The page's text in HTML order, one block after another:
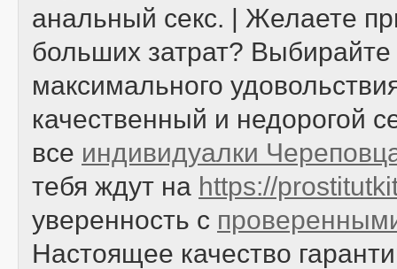
анальный секс. | Желаете
больших затрат? Выбирайте
максимального
качественный и недорогой
все индивидуалки
тебя ждут на https://
уверенность с
Настоящее качество